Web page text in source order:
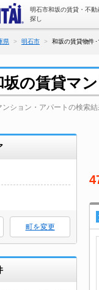
明石市和坂の賃貸・不
探し
県 明石市 和坂の賃貸物件
坂の賃貸マ
ンション・アパートの検索
町を変更